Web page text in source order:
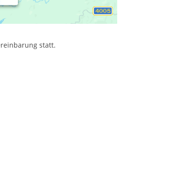
statt.